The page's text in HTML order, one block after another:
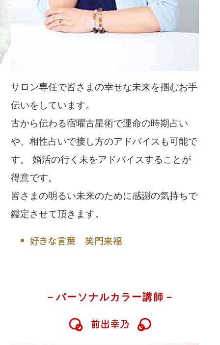
サロン専任で皆さまの幸せな未来を掴むお手
伝いをしています。
古から伝わる宿曜古星術で運命の時期占い
や、相性占いで接し方のアドバイスも可能で
す。 婚活の行く末をアドバイスすることが
得意です。
皆さまの明るい未来のために感謝の気持ちで
鑑定させて頂きます。
好きな言葉 笑門来福
－パーソナルカラー講師－
前出幸乃